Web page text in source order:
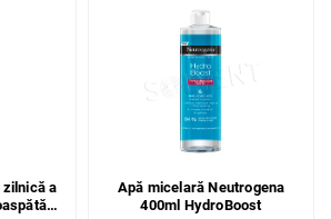
a
Apă micelară Neutrogena
400ml HydroBoost